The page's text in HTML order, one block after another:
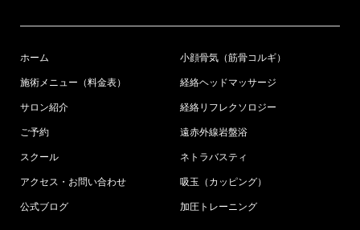
ホーム
施術メニュー（料金表）
サロン紹介
ご予約
スクール
アクセス・お問い合わせ
公式ブログ
小顔骨気（筋骨コルギ）
経絡ヘッドマッサージ
経絡リフレクソロジー
遠赤外線岩盤浴
ネトラバスティ
吸玉（カッピング）
加圧トレーニング